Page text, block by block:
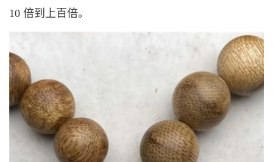
10 倍到上百倍。